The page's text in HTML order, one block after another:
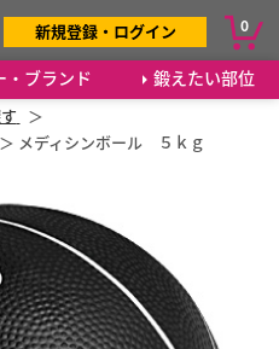
・ブランド 鍛えたい部位
新規登録・ログイン 0
メディシンボール ５ｋｇ